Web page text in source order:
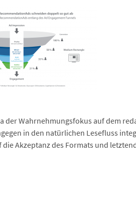
Wahrnehmungsfokus auf dem
in den natürlichen Lesefluss
Akzeptanz des Formats und